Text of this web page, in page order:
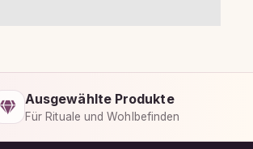
Ausgewählte Produkte
Für Rituale und Wohlbefinden